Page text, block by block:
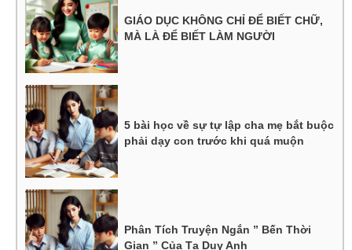
GIÁO DỤC KHÔNG CHỈ ĐỂ BIẾT CHỮ,
MÀ LÀ ĐỂ BIẾT LÀM NGƯỜI
5 bài học về sự tự lập cha mẹ bắt buộc
phải dạy con trước khi quá muộn
Phân Tích Truyện Ngắn ” Bến Thời
Gian ” Của Tạ Duy Anh